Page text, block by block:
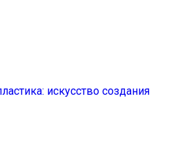
искусство создания